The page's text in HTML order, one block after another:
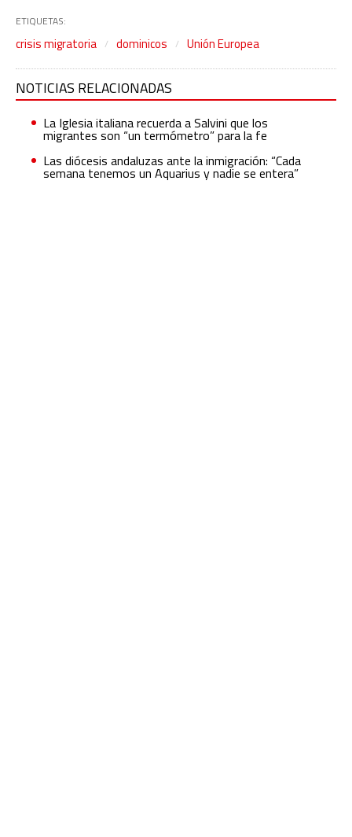
ETIQUETAS:
crisis migratoria dominicos Unión Europea
NOTICIAS RELACIONADAS
La Iglesia italiana recuerda a Salvini que los
migrantes son “un termómetro” para la fe
Las diócesis andaluzas ante la inmigración: “Cada
semana tenemos un Aquarius y nadie se entera”